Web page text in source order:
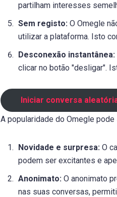
partilham interesses
Sem registo: O Omegle
utilizar a plataforma. Isto
Desconexão instantânea:
clicar no botão "desligar".
Iniciar conversa
A popularidade do Omegle
Novidade e surpresa: O
podem ser excitantes e
Anonimato: O anonimato
nas suas conversas,